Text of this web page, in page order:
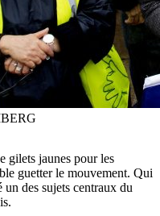
gilets jaunes pour les
guetter le mouvement. Qui
des sujets centraux du